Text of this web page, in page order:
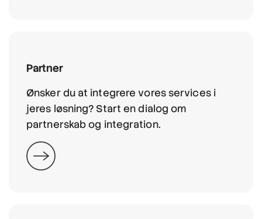
Partner
Ønsker du at integrere vores services i
jeres løsning? Start en dialog om
partnerskab og integration.